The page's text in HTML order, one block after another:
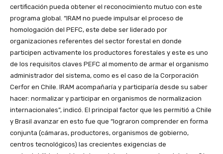
certificación pueda obtener el reconocimiento mutuo con este
programa global. “IRAM no puede impulsar el proceso de
homologación del PEFC, este debe ser liderado por
organizaciones referentes del sector forestal en donde
participen activamente los productores forestales y este es uno
de los requisitos claves PEFC al momento de armar el organismo
administrador del sistema, como es el caso de la Corporación
Cerfor en Chile. IRAM acompañaría y participaría desde su saber
hacer: normalizar y participar en organismos de normalizacion
internacionales”, indicó. El principal factor que les permitió a Chile
y Brasil avanzar en esto fue que “lograron comprender en forma
conjunta (cámaras, productores, organismos de gobierno,
centros tecnológicos) las crecientes exigencias de